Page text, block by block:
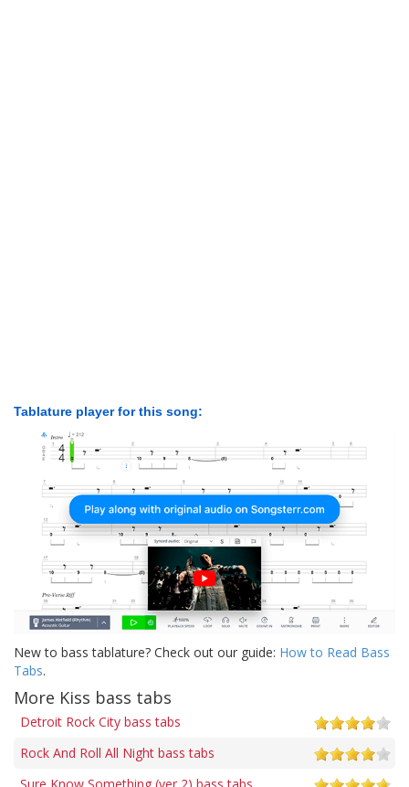
Tablature player for this song:
New to bass tablature? Check out our guide: How to Read Bass
Tabs.
More Kiss bass tabs
Detroit Rock City bass tabs
Rock And Roll All Night bass tabs